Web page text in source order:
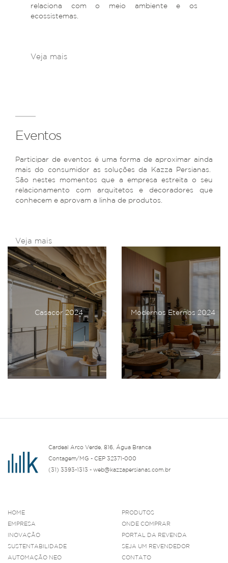
relaciona com o meio ambiente e os
ecossistemas.
Veja mais
Eventos
Participar de eventos é uma forma de aproximar ainda
mais do consumidor as soluções da Kazza Persianas.
São nestes momentos que a empresa estreita o seu
relacionamento com arquitetos e decoradores que
conhecem e aprovam a linha de produtos.
Veja mais
Casacor 2024 Modernos Eternos 2024
Cardeal Arco Verde, 816, Água Branca
Contagem/MG - CEP 32371-000
(31) 3393-1313 - web@kazzapersianas.com.br
HOME
EMPRESA
INOVAÇÃO
SUSTENTABILIDADE
AUTOMAÇÃO NEO
PRODUTOS
ONDE COMPRAR
PORTAL DA REVENDA
SEJA UM REVENDEDOR
CONTATO